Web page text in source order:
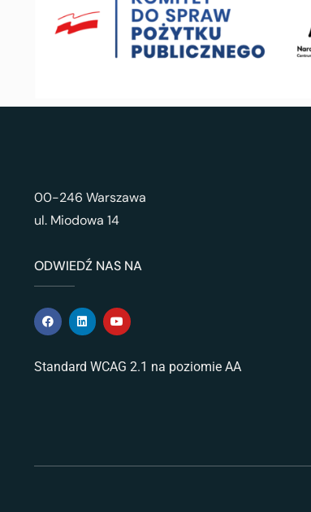
00-246 Warszawa
ul. Miodowa 14
ODWIEDŹ NAS NA
Standard WCAG 2.1 na poziomie AA